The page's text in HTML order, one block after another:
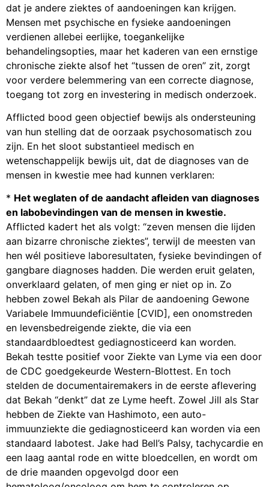
dat je andere ziektes of aandoeningen kan krijgen.
Mensen met psychische en fysieke aandoeningen
verdienen allebei eerlijke, toegankelijke
behandelingsopties, maar het kaderen van een ernstige
chronische ziekte alsof het “tussen de oren” zit, zorgt
voor verdere belemmering van een correcte diagnose,
toegang tot zorg en investering in medisch onderzoek.
Afflicted bood geen objectief bewijs als ondersteuning
van hun stelling dat de oorzaak psychosomatisch zou
zijn. En het sloot substantieel medisch en
wetenschappelijk bewijs uit, dat de diagnoses van de
mensen in kwestie mee had kunnen verklaren:
* Het weglaten of de aandacht afleiden van diagnoses
en labobevindingen van de mensen in kwestie.
Afflicted kadert het als volgt: “zeven mensen die lijden
aan bizarre chronische ziektes”, terwijl de meesten van
hen wél positieve laboresultaten, fysieke bevindingen of
gangbare diagnoses hadden. Die werden eruit gelaten,
onverklaard gelaten, of men ging er niet op in. Zo
hebben zowel Bekah als Pilar de aandoening Gewone
Variabele Immuundeficiëntie [CVID], een onomstreden
en levensbedreigende ziekte, die via een
standaardbloedtest gediagnosticeerd kan worden.
Bekah testte positief voor Ziekte van Lyme via een door
de CDC goedgekeurde Western-Blottest. En toch
stelden de documentairemakers in de eerste aflevering
dat Bekah “denkt” dat ze Lyme heeft. Zowel Jill als Star
hebben de Ziekte van Hashimoto, een auto-
immuunziekte die gediagnosticeerd kan worden via een
standaard labotest. Jake had Bell’s Palsy, tachycardie en
een laag aantal rode en witte bloedcellen, en wordt om
de drie maanden opgevolgd door een